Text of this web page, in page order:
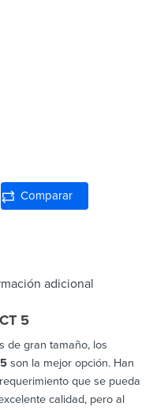
Comparar
adicional
5
de gran tamaño, los
son la mejor opción. Han
que se pueda
calidad, pero al